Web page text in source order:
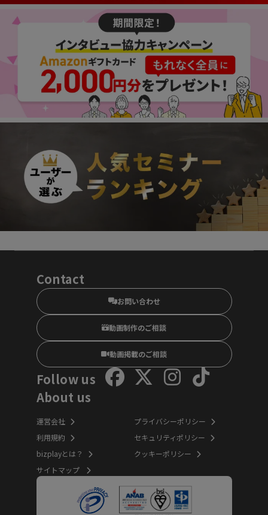
Contact
お問い合わせ
動画制作のご相談
動画掲載のご相談
Follow us
About us
運営会社
利用規約
bizplayとは？
サイトマップ
プライバシーポリシー
セキュリティポリシー
クッキーポリシー